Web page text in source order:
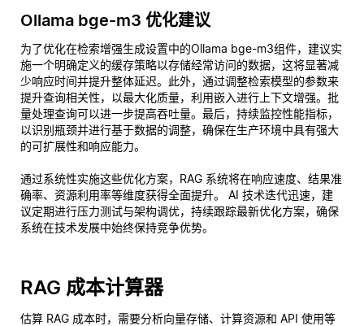
Ollama bge-m3 优化建议
为了优化在检索增强生成设置中的Ollama bge-m3组件，建议实
施一个明确定义的缓存策略以存储经常访问的数据，这将显著减
少响应时间并提升整体延迟。此外，通过调整检索模型的参数来
提升查询相关性，以最大化质量，利用嵌入进行上下文增强。批
量处理查询可以进一步提高吞吐量。最后，持续监控性能指标，
以识别瓶颈并进行基于数据的调整，确保在生产环境中具有强大
的可扩展性和响应能力。
通过系统性实施这些优化方案，RAG 系统将在响应速度、结果准
确率、资源利用率等维度获得全面提升。 AI 技术迭代迅速，建
议定期进行压力测试与架构调优，持续跟踪最新优化方案，确保
系统在技术发展中始终保持竞争优势。
RAG 成本计算器
估算 RAG 成本时，需要分析向量存储、计算资源和 API 使用等